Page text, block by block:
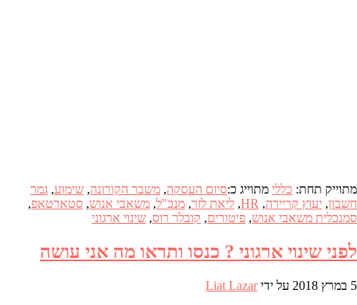
מתוייק תחת: כללי מתוייג כ:סיום העסקה, משבר הקורונה, שימוע, גמר
חשבון, יעוץ קריירה,
HR
, ליאת לזר, מנכ"ל, משאבי אנוש, סטארטאפ,
סמנכלית משאבי אנוש, פיטורים, קובלר רוס, שינוי ארגוני
לפני שינוי ארגוני ? כנסו ותראו מה אני עושה
5 במרץ 2018 על ידיLiat Lazar